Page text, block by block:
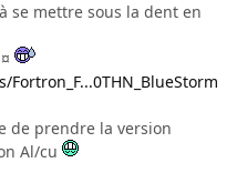
se mettre sous la dent en
de prendre la version
Al/cu